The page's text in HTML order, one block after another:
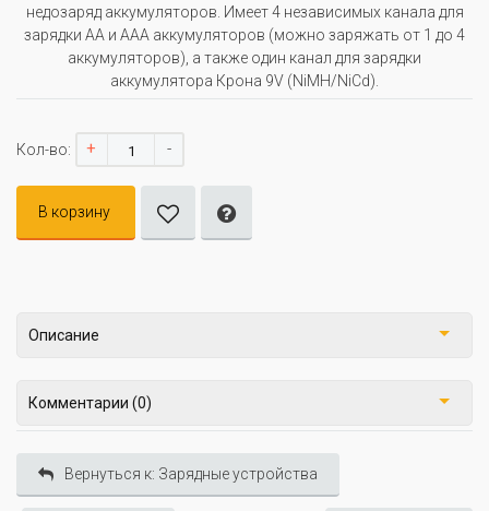
недозаряд аккумуляторов. Имеет 4 независимых канала для
зарядки АА и ААА аккумуляторов (можно заряжать от 1 до 4
аккумуляторов), а также один канал для зарядки
аккумулятора Крона 9V (NiMH/NiCd).
Кол-во: + -
В корзину
Описание
Комментарии (0)
Вернуться к: Зарядные устройства